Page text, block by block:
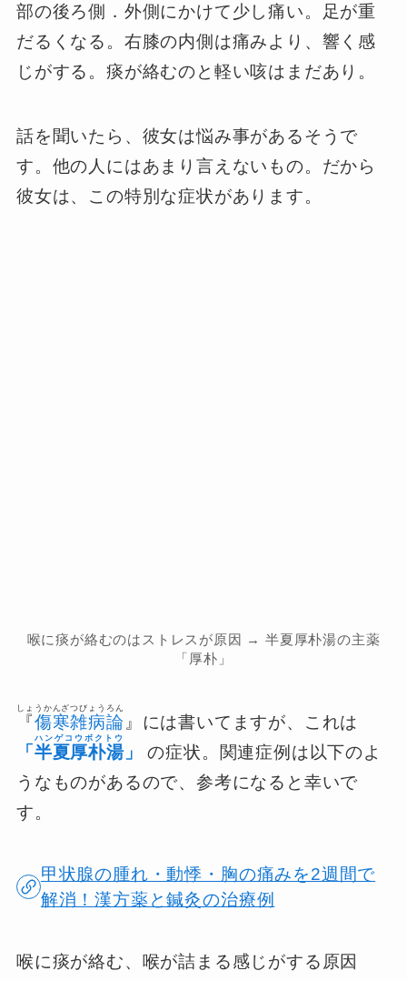
部の後ろ側．外側にかけて少し痛い。足が重
だるくなる。右膝の内側は痛みより、響く感
じがする。痰が絡むのと軽い咳はまだあり。
話を聞いたら、彼女は悩み事があるそうで
す。他の人にはあまり言えないもの。だから
彼女は、この特別な症状があります。
喉に痰が絡むのはストレスが原因 → 半夏厚朴湯の主薬
「厚朴」
『傷寒雑病論
しょうかんざつびょうろん
』には書いてますが、これは
「 半夏厚朴湯
ハンゲコウボクトウ
」
の症状。関連症例は以下のよ
うなものがあるので、参考になると幸いで
す。
甲状腺の腫れ・動悸・胸の痛みを2週間で
解消！漢方薬と鍼灸の治療例
喉に痰が絡む、喉が詰まる感じがする原因